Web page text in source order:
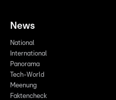
News
National
International
Panorama
Tech-World
Meenung
Faktencheck